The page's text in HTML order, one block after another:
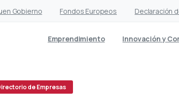
Gobierno Fondos Europeos Declaración
Emprendimiento Innovación y
de Empresas